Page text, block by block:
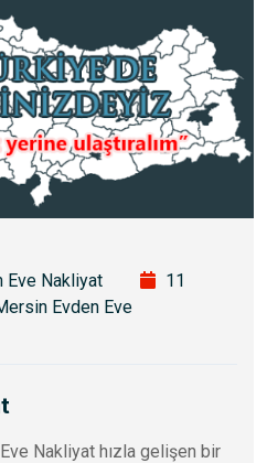
Eve Nakliyat
11
Evden Eve
Nakliyat hızla gelişen bir